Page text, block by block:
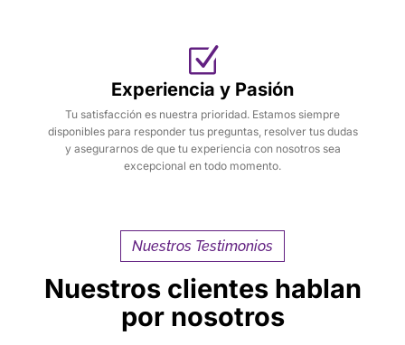
Experiencia y Pasión
Tu satisfacción es nuestra prioridad. Estamos siempre
disponibles para responder tus preguntas, resolver tus dudas
y asegurarnos de que tu experiencia con nosotros sea
excepcional en todo momento.
Nuestros Testimonios
Nuestros clientes hablan
por nosotros